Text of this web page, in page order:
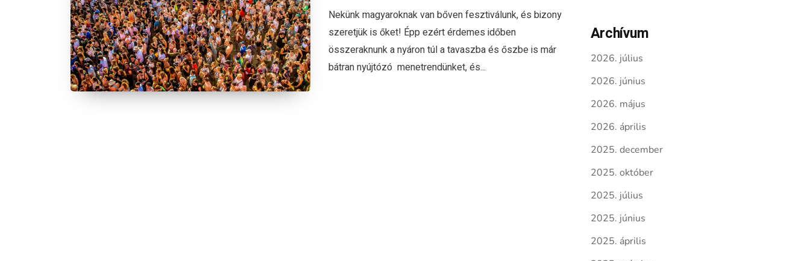
Nekünk magyaroknak van bőven fesztiválunk, és bizony
szeretjük is őket! Épp ezért érdemes időben
összeraknunk a nyáron túl a tavaszba és őszbe is már
bátran nyújtózó menetrendünket, és...
Archívum
2026. július
2026. június
2026. május
2026. április
2025. december
2025. október
2025. július
2025. június
2025. április